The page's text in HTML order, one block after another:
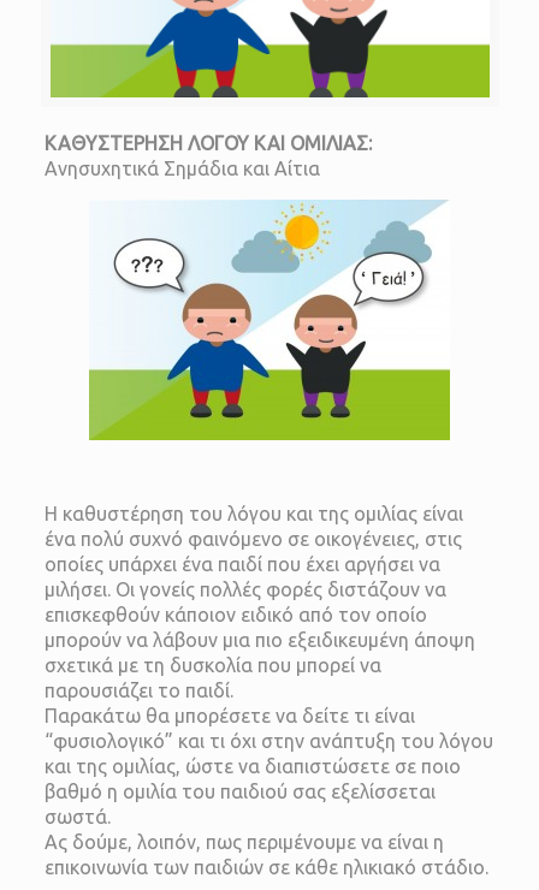
ΚΑΘΥΣΤΕΡΗΣΗ ΛΟΓΟΥ ΚΑΙ ΟΜΙΛΙΑΣ:
Ανησυχητικά Σημάδια και Αίτια
Η καθυστέρηση του λόγου και της ομιλίας είναι
ένα πολύ συχνό φαινόμενο σε οικογένειες, στις
οποίες υπάρχει ένα παιδί που έχει αργήσει να
μιλήσει. Οι γονείς πολλές φορές διστάζουν να
επισκεφθούν κάποιον ειδικό από τον οποίο
μπορούν να λάβουν μια πιο εξειδικευμένη άποψη
σχετικά με τη δυσκολία που μπορεί να
παρουσιάζει το παιδί.
Παρακάτω θα μπορέσετε να δείτε τι είναι
“φυσιολογικό” και τι όχι στην ανάπτυξη του λόγου
και της ομιλίας, ώστε να διαπιστώσετε σε ποιο
βαθμό η ομιλία του παιδιού σας εξελίσσεται
σωστά.
Ας δούμε, λοιπόν, πως περιμένουμε να είναι η
επικοινωνία των παιδιών σε κάθε ηλικιακό στάδιο.